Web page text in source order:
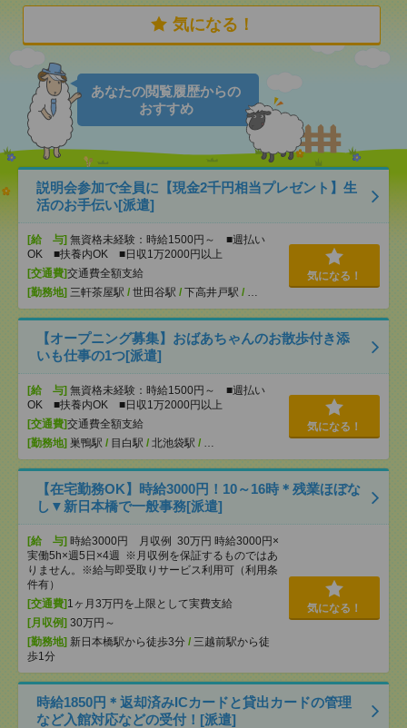
気になる！
あなたの閲覧履歴からの
おすすめ
説明会参加で全員に【現金2千円相当プレゼント】生
活のお手伝い[派遣]
[給 与] 無資格未経験：時給1500円～ ■週払い
OK ■扶養内OK ■日収1万2000円以上
[交通費]交通費全額支給
[勤務地] 三軒茶屋駅 / 世田谷駅 / 下高井戸駅 /
気になる！
【オープニング募集】おばあちゃんのお散歩付き添
いも仕事の1つ[派遣]
[給 与] 無資格未経験：時給1500円～ ■週払い
OK ■扶養内OK ■日収1万2000円以上
[交通費]交通費全額支給
[勤務地] 巣鴨駅 / 目白駅 / 北池袋駅 /
気になる！
【在宅勤務OK】時給3000円！10～16時＊残業ほぼな
し▼新日本橋で一般事務[派遣]
[給 与] 時給3000円 月収例 30万円 時給3000円×
実働5h×週5日×4週 ※月収例を保証するものではあ
りません。※給与即受取りサービス利用可（利用条
件有）
[交通費]1ヶ月3万円を上限として実費支給
[月収例] 30万円～
[勤務地] 新日本橋駅から徒歩3分 / 三越前駅から徒
歩1分
気になる！
時給1850円＊返却済みICカードと貸出カードの管理
など入館対応などの受付！[派遣]